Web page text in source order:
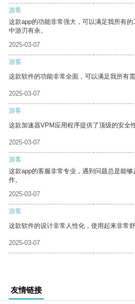
游客
这款app的功能非常强大，可以满足我所有
中游刃有余。
2025-03-07
游客
这款软件的功能非常全面，可以满足我所有需
2025-03-07
游客
这款加速器VPM应用程序提供了顶级的安全
2025-03-07
游客
这款app的客服非常专业，遇到问题总是能
作。
2025-03-07
游客
这款软件的设计非常人性化，使用起来非常舒
2025-03-07
友情链接